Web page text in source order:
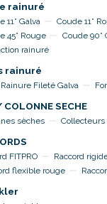
rainuré
11° Galva Coude 11°
45° Rouge
Coude 90°
rainuré
rainuré
Fileté Galva
COLONNE SECHE
sèches Collecteurs
FITPRO Raccord
flexible rouge